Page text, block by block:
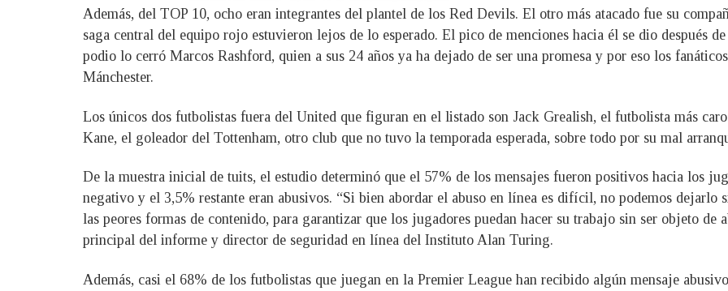
Además, del TOP 10, ocho eran integrantes del plantel de los Red Devils. El otro más atacado fue su
saga central del equipo rojo estuvieron lejos de lo esperado. El pico de menciones hacia él se dio después
podio lo cerró Marcos Rashford, quien a sus 24 años ya ha dejado de ser una promesa y por eso los
Mánchester.
Los únicos dos futbolistas fuera del United que figuran en el listado son Jack Grealish, el futbolista más
Kane, el goleador del Tottenham, otro club que no tuvo la temporada esperada, sobre todo por su mal
De la muestra inicial de tuits, el estudio determinó que el 57% de los mensajes fueron positivos hacia los
negativo y el 3,5% restante eran abusivos. “Si bien abordar el abuso en línea es difícil, no podemos dejarlo
las peores formas de contenido, para garantizar que los jugadores puedan hacer su trabajo sin ser objeto de
principal del informe y director de seguridad en línea del Instituto Alan Turing.
Además, casi el 68% de los futbolistas que juegan en la Premier League han recibido algún mensaje